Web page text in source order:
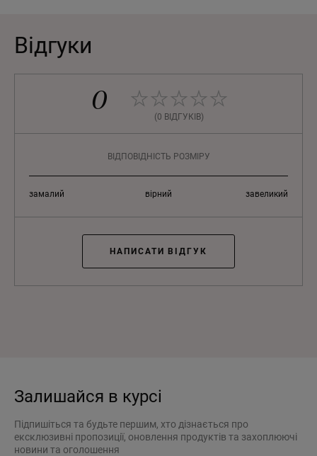
Відгуки
0
(0 ВІДГУКІВ)
ВІДПОВІДНІСТЬ РОЗМІРУ
замалий вірний завеликий
НАПИСАТИ ВІДГУК
Залишайся в курсі
Підпишіться та будьте першим, хто дізнається про
ексклюзивні пропозиції, оновлення продуктів та захоплюючі
новини та оголошення